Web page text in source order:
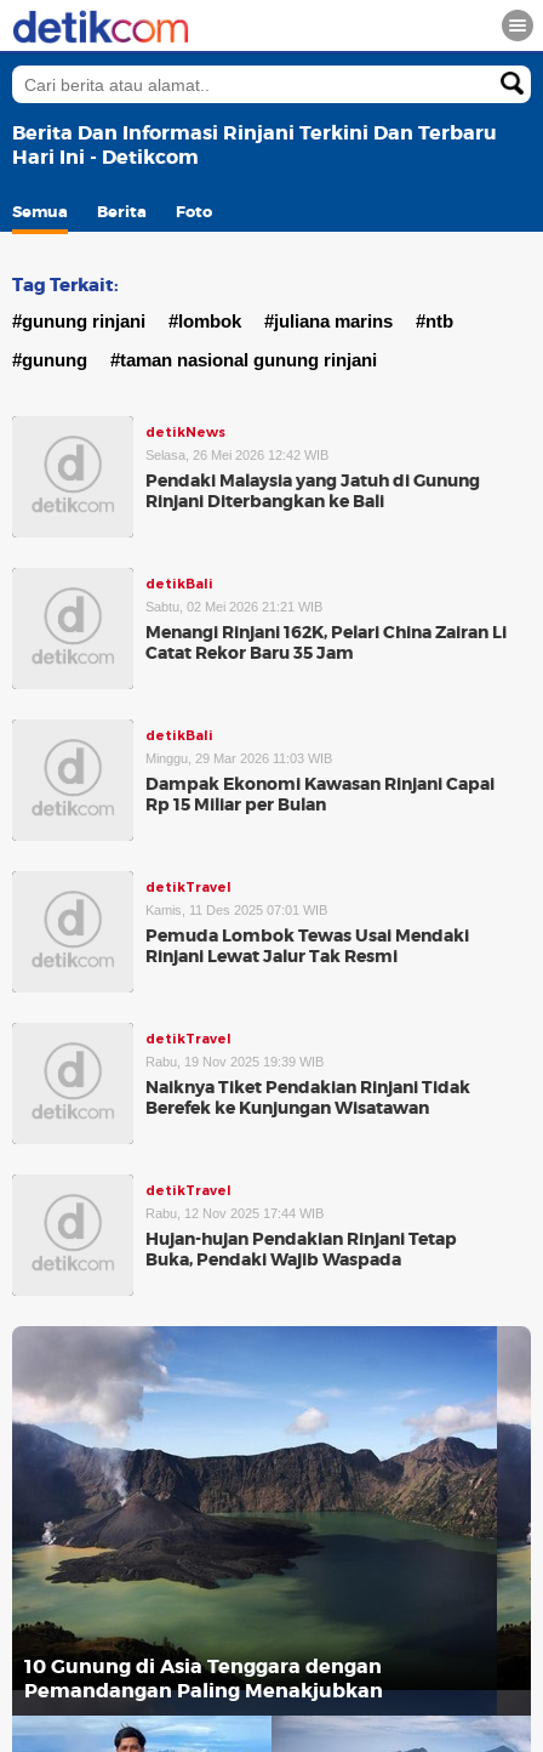
Berita Dan Informasi Rinjani Terkini Dan Terbaru
Hari Ini - Detikcom
Semua Berita Foto
Tag Terkait:
#gunung rinjani #lombok #juliana marins
#ntb
#gunung
#taman nasional gunung rinjani
detikNews
Selasa, 26 Mei 2026 12:42 WIB
Pendaki Malaysia yang Jatuh di Gunung
Rinjani Diterbangkan ke Bali
detikBali
Sabtu, 02 Mei 2026 21:21 WIB
Menangi Rinjani 162K, Pelari China Zairan Li
Catat Rekor Baru 35 Jam
detikBali
Minggu, 29 Mar 2026 11:03 WIB
Dampak Ekonomi Kawasan Rinjani Capai
Rp 15 Miliar per Bulan
detikTravel
Kamis, 11 Des 2025 07:01 WIB
Pemuda Lombok Tewas Usai Mendaki
Rinjani Lewat Jalur Tak Resmi
detikTravel
Rabu, 19 Nov 2025 19:39 WIB
Naiknya Tiket Pendakian Rinjani Tidak
Berefek ke Kunjungan Wisatawan
detikTravel
Rabu, 12 Nov 2025 17:44 WIB
Hujan-hujan Pendakian Rinjani Tetap
Buka, Pendaki Wajib Waspada
10 Gunung di Asia Tenggara dengan
Pemandangan Paling Menakjubkan